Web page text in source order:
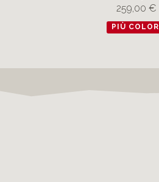
259,00 €
PIÙ COLORI